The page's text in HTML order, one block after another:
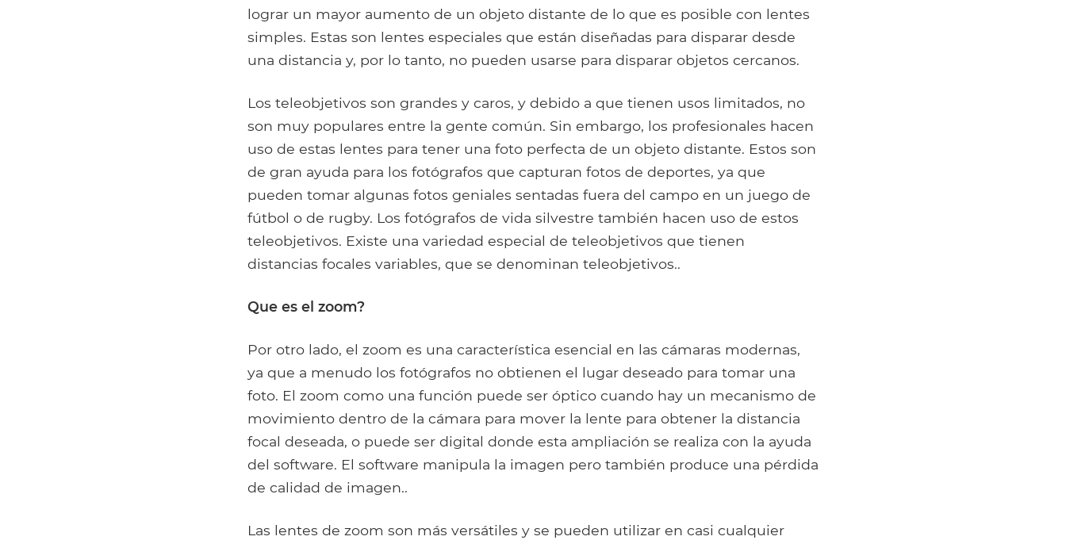
lograr un mayor aumento de un objeto distante de lo que es posible con lentes
simples. Estas son lentes especiales que están diseñadas para disparar desde
una distancia y, por lo tanto, no pueden usarse para disparar objetos cercanos.
Los teleobjetivos son grandes y caros, y debido a que tienen usos limitados, no
son muy populares entre la gente común. Sin embargo, los profesionales hacen
uso de estas lentes para tener una foto perfecta de un objeto distante. Estos son
de gran ayuda para los fotógrafos que capturan fotos de deportes, ya que
pueden tomar algunas fotos geniales sentadas fuera del campo en un juego de
fútbol o de rugby. Los fotógrafos de vida silvestre también hacen uso de estos
teleobjetivos. Existe una variedad especial de teleobjetivos que tienen
distancias focales variables, que se denominan teleobjetivos..
Que es el zoom?
Por otro lado, el zoom es una característica esencial en las cámaras modernas,
ya que a menudo los fotógrafos no obtienen el lugar deseado para tomar una
foto. El zoom como una función puede ser óptico cuando hay un mecanismo de
movimiento dentro de la cámara para mover la lente para obtener la distancia
focal deseada, o puede ser digital donde esta ampliación se realiza con la ayuda
del software. El software manipula la imagen pero también produce una pérdida
de calidad de imagen..
Las lentes de zoom son más versátiles y se pueden utilizar en casi cualquier